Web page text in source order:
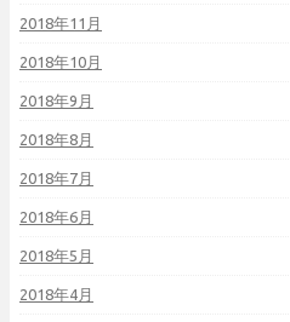
2018年11月
2018年10月
2018年9月
2018年8月
2018年7月
2018年6月
2018年5月
2018年4月